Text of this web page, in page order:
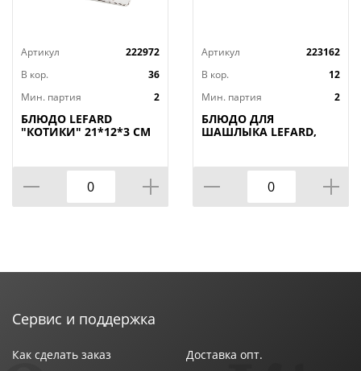
Артикул
222972
В кор.
36
Мин. партия
2
БЛЮДО LEFARD
"КОТИКИ" 21*12*3 СМ
Артикул
223162
В кор.
12
Мин. партия
2
БЛЮДО ДЛЯ
ШАШЛЫКА LEFARD,
Сервис и поддержка
Как сделать заказ Доставка опт.